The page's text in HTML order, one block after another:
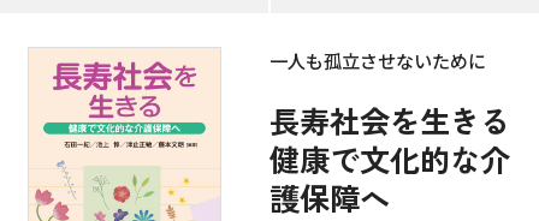
一人も孤立させないために
長寿社会を生きる
健康で文化的な介
護保障へ